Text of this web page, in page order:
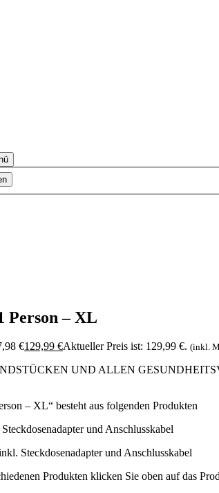
Person – XL
€129,99 €Aktueller Preis ist: 129,99 €. (inkl.
UND ALLEN
– XL“ besteht aus folgenden Produkten
und Anschlusskabel
Steckdosenadapter und Anschlusskabel
Produkten klicken Sie oben auf das